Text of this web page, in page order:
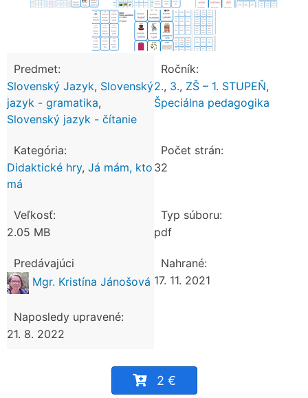
Predmet:
Slovenský Jazyk, Slovenský
jazyk - gramatika,
Slovenský jazyk - čítanie
Ročník:
2., 3., ZŠ – 1. STUPEŇ,
Špeciálna pedagogika
Kategória:
Didaktické hry, Já mám, kto
má
Počet strán:
32
Veľkosť:
2.05 MB
Typ súboru:
pdf
Predávajúci
Mgr. Kristína Jánošová
Nahrané:
17. 11. 2021
Naposledy upravené:
21. 8. 2022
2 €